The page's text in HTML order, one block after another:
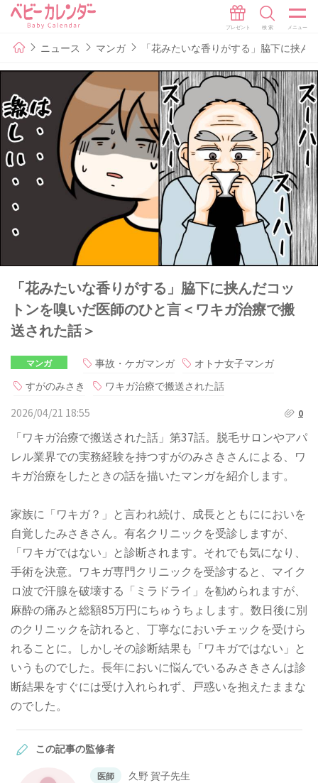
ニュース マンガ 「花みたいな香りがする」脇下に挟
「花みたいな香りがする」脇下に挟んだコッ
トンを嗅いだ医師のひと言＜ワキガ治療で搬
送された話＞
マンガ 事故・ケガマンガ
オトナ女子マンガ
すがのみさき
ワキガ治療で搬送された話
2026/04/21 18:55
0
「ワキガ治療で搬送された話」第37話。脱毛サロンやアパ
レル業界での実務経験を持つすがのみさきさんによる、ワ
キガ治療をしたときの話を描いたマンガを紹介します。
家族に「ワキガ？」と言われ続け、成長とともににおいを
自覚したみさきさん。有名クリニックを受診しますが、
「ワキガではない」と診断されます。それでも気になり、
手術を決意。ワキガ専門クリニックを受診すると、マイク
ロ波で汗腺を破壊する「ミラドライ」を勧められますが、
麻酔の痛みと総額85万円にちゅうちょします。数日後に別
のクリニックを訪れると、丁寧なにおいチェックを受けら
れることに。しかしその診断結果も「ワキガではない」と
いうものでした。長年においに悩んでいるみさきさんは診
断結果をすぐには受け入れられず、戸惑いを抱えたままな
のでした。
この記事の監修者
医師
久野 賀子先生